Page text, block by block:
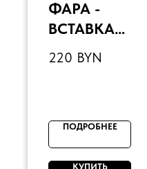
ФАРА -
ВСТАВКА
LED ТИП:
KTM 2024
ЛЯ)
220 BYN
ПОДРОБНЕЕ
КУПИТЬ